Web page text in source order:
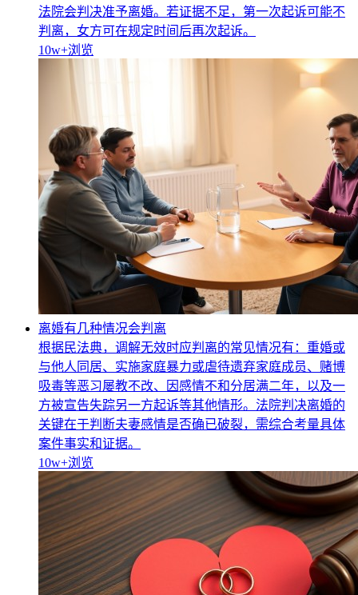
法院会判决准予离婚。若证据不足，第一次起诉可能不
判离，女方可在规定时间后再次起诉。
10w+浏览
离婚有几种情况会判离
根据民法典，调解无效时应判离的常见情况有：重婚或
与他人同居、实施家庭暴力或虐待遗弃家庭成员、赌博
吸毒等恶习屡教不改、因感情不和分居满二年，以及一
方被宣告失踪另一方起诉等其他情形。法院判决离婚的
关键在于判断夫妻感情是否确已破裂，需综合考量具体
案件事实和证据。
10w+浏览